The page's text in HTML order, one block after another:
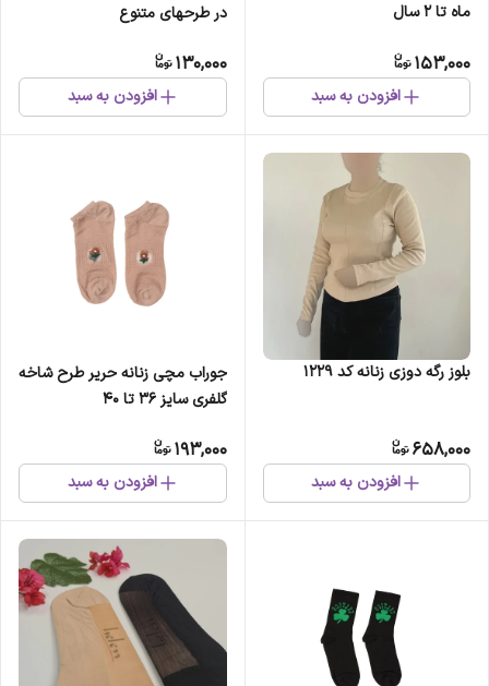
ماه تا 2 سال
153,000
افزودن به سبد
در طرحهای متنوع
130,000
افزودن به سبد
بلوز رگه دوزی زنانه کد 1229
658,000
افزودن به سبد
جوراب مچی زنانه حریر طرح شاخه
گلفری سایز 36 تا 40
193,000
افزودن به سبد